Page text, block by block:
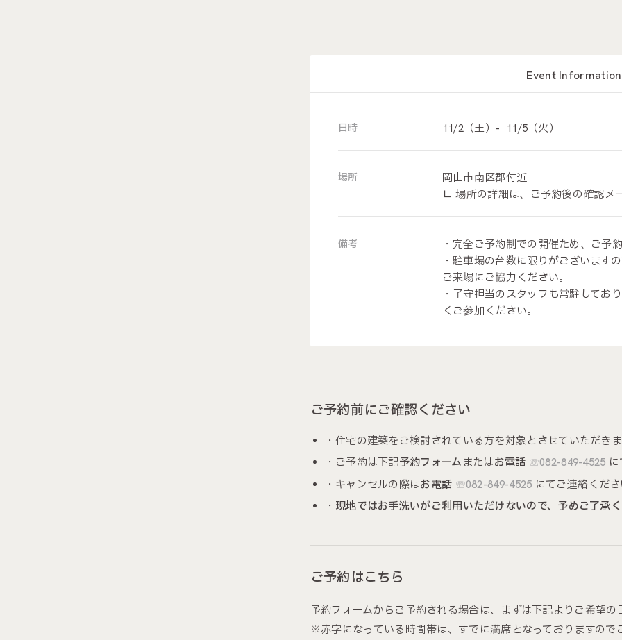
Event Information
日時 11/2（土）- 1 1/5（火）
場所
岡山市南区郡付近
∟ 場所の詳細は、ご予約後の確認メ
備考 ・ 完全ご予約制での開催ため、ご予
・駐車場の台数に限りがございます
ご来場にご協力ください。
・子守担当のスタッフも常駐してお
くご参加ください。
ご予約前にご確認ください
・住宅の建築をご検討されている方を対象とさせていただき
・ご予約は下記予約フォーム またはお電話 ☏082-849-4525
・キャンセルの際はお電話 ☏082-849-4525 にてご連絡くだ
・ 現地ではお手洗いがご利用いただけないので、予めご了承
ご予約はこちら
予約フォームからご予約される場合は、まずは下記よりご希望
※赤字になっている時間帯は、すでに満席となっておりますので